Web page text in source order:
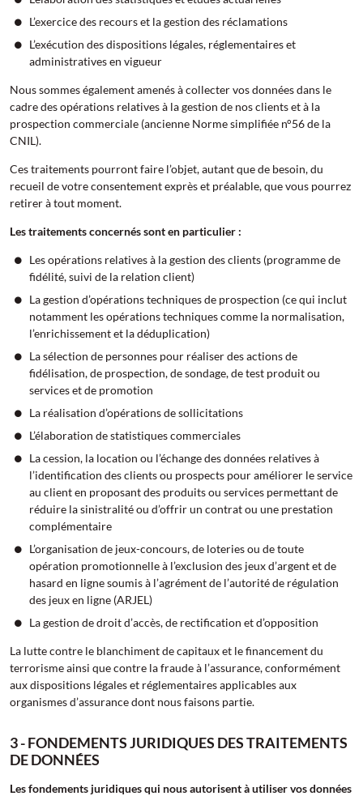
L’exercice des recours et la gestion des réclamations
L’exécution des dispositions légales, réglementaires et
administratives en vigueur
Nous sommes également amenés à collecter vos données dans le
cadre des opérations relatives à la gestion de nos clients et à la
prospection commerciale (ancienne Norme simplifiée n°56 de la
CNIL).
Ces traitements pourront faire l’objet, autant que de besoin, du
recueil de votre consentement exprès et préalable, que vous pourrez
retirer à tout moment.
Les traitements concernés sont en particulier :
Les opérations relatives à la gestion des clients (programme de
fidélité, suivi de la relation client)
La gestion d’opérations techniques de prospection (ce qui inclut
notamment les opérations techniques comme la normalisation,
l’enrichissement et la déduplication)
La sélection de personnes pour réaliser des actions de
fidélisation, de prospection, de sondage, de test produit ou
services et de promotion
La réalisation d’opérations de sollicitations
L’élaboration de statistiques commerciales
La cession, la location ou l’échange des données relatives à
l’identification des clients ou prospects pour améliorer le service
au client en proposant des produits ou services permettant de
réduire la sinistralité ou d’offrir un contrat ou une prestation
complémentaire
L’organisation de jeux-concours, de loteries ou de toute
opération promotionnelle à l’exclusion des jeux d’argent et de
hasard en ligne soumis à l’agrément de l’autorité de régulation
des jeux en ligne (ARJEL)
La gestion de droit d’accès, de rectification et d’opposition
La lutte contre le blanchiment de capitaux et le financement du
terrorisme ainsi que contre la fraude à l’assurance, conformément
aux dispositions légales et réglementaires applicables aux
organismes d’assurance dont nous faisons partie.
3 - FONDEMENTS JURIDIQUES DES TRAITEMENTS
DE DONNÉES
Les fondements juridiques qui nous autorisent à utiliser vos données